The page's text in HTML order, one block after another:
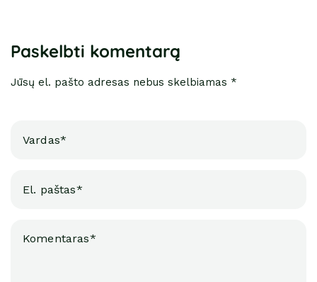
Paskelbti komentarą
Jūsų el. pašto adresas nebus skelbiamas *